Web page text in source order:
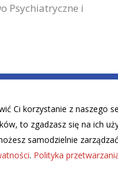
Psychiatryczne i
Ci korzystanie z naszego
to zgadzasz się na ich
samodzielnie
. Polityka